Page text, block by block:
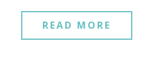
READ MORE